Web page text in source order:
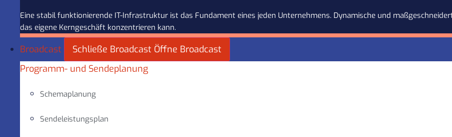
Eine stabil funktionierende IT-Infrastruktur ist das Fundament eines jeden Unternehmens. Dynamische und
das eigene Kerngeschäft konzentrieren kann.
Broadcast Schließe Broadcast Öffne Broadcast
Programm- und Sendeplanung
Schemaplanung
Sendeleistungsplan